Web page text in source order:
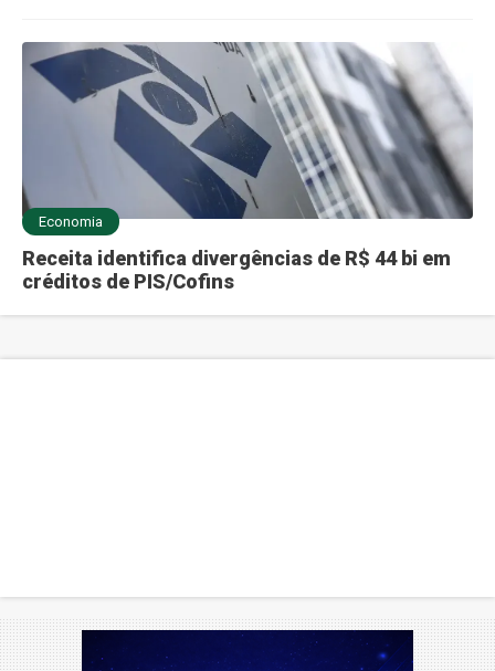
Economia
Receita identifica divergências de R$ 44 bi em
créditos de PIS/Cofins